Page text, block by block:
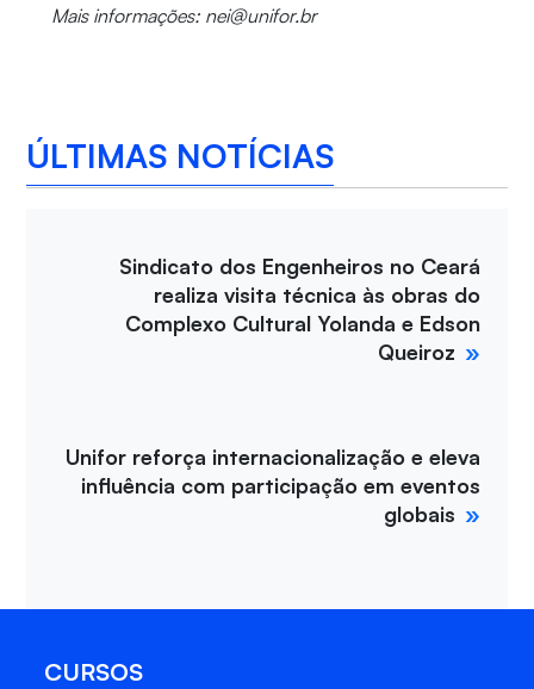
Mais informações: nei@unifor.br
ÚLTIMAS NOTÍCIAS
Sindicato dos Engenheiros no Ceará
realiza visita técnica às obras do
Complexo Cultural Yolanda e Edson
Queiroz
Unifor reforça internacionalização e eleva
influência com participação em eventos
globais
CURSOS